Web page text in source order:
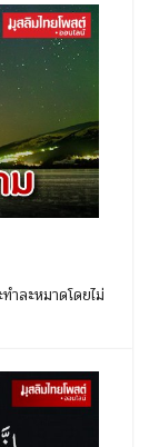
ละหมาดโดยไม่